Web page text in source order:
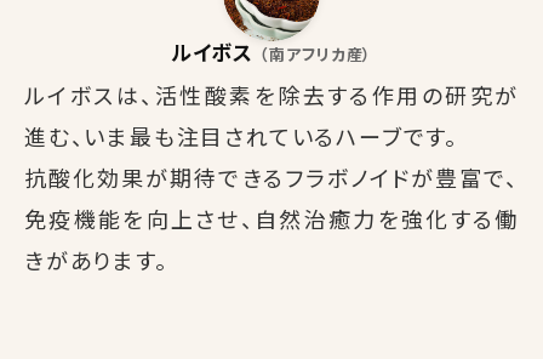
ルイボス （南アフリカ産）
ルイボスは、活性酸素を除去する作用の研究が
進む、いま最も注目されているハーブです。
抗酸化効果が期待できるフラボノイドが豊富で、
免疫機能を向上させ、自然治癒力を強化する働
きがあります。